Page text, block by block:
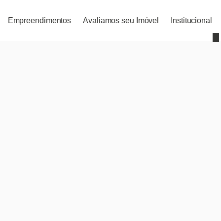
Institucional
Avaliamos seu Imóvel
Empreendimentos